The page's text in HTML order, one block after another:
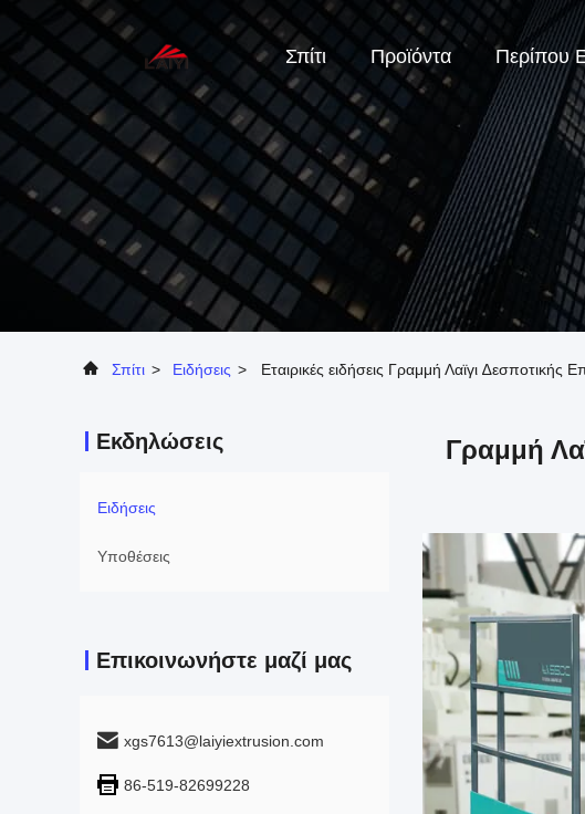
Σπίτι Προϊόντα Περίπου
Σπίτι > Ειδήσεις > Εταιρικές ειδήσεις Γραμμή Λαϊγι
Εκδηλώσεις
Ειδήσεις
Υποθέσεις
Επικοινωνήστε μαζί μας
xgs7613@laiyiextrusion.com
86-519-82699228
Γραμμή